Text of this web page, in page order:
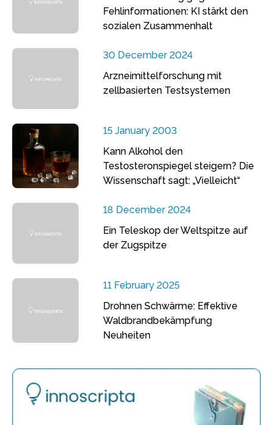
Fehlinformationen: KI stärkt den
sozialen Zusammenhalt
30 December 2024
Arzneimittelforschung mit
zellbasierten Testsystemen
15 January 2003
Kann Alkohol den
Testosteronspiegel steigern? Die
Wissenschaft sagt: „Vielleicht“
18 December 2024
Ein Teleskop der Weltspitze auf
der Zugspitze
11 February 2025
Drohnen Schwärme: Effektive
Waldbrandbekämpfung
Neuheiten